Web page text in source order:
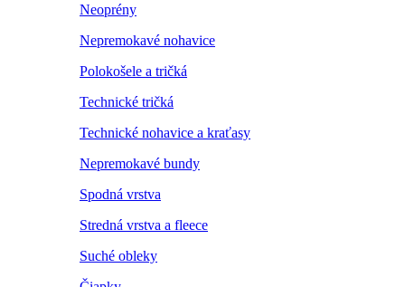
Neoprény
Nepremokavé nohavice
Polokošele a tričká
Technické tričká
Technické nohavice a kraťasy
Nepremokavé bundy
Spodná vrstva
Stredná vrstva a fleece
Suché obleky